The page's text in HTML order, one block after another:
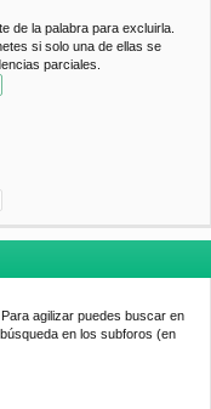
de la palabra para excluirla.
si solo una de ellas se
parciales.
agilizar puedes buscar en
en los subforos (en